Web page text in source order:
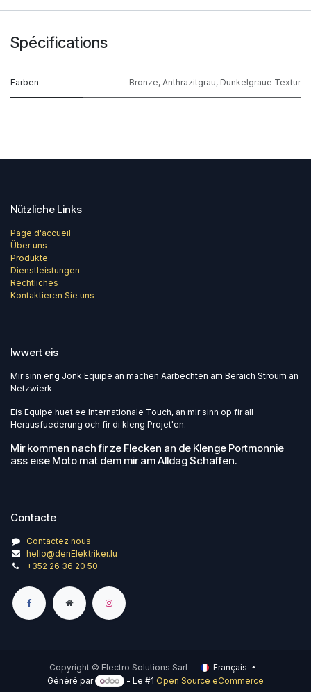
Spécifications
Farben Bronze, Anthrazitgrau, Dunkelgraue Textur
Nützliche Links
Page d'accueil
Über uns
Produkte
Dienstleistungen
Rechtliches
Kontaktieren Sie uns
Iwwert eis
Mir sinn eng Jonk Equipe an machen Aarbechten am Beräich Stroum an
Netzwierk.
Eis Equipe huet ee Internationale Touch, an mir sinn op fir all
Herausfuederung och fir di kleng Projet'en.
Mir kommen nach fir ze Flecken an de Klenge Portmonnie
ass eise Moto mat dem mir am Alldag Schaffen.
Contacte
Contactez nous
hello@denElektriker.lu
+352 26 36 20 50
Copyright © Electro Solutions Sarl
Français
Généré par
- Le #1 Open Source eCommerce